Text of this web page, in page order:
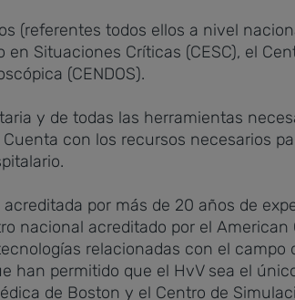
(referentes todos ellos a nivel
Situaciones Críticas (CESC), el
(CENDOS).
y de todas las herramientas
con los recursos necesarios
por más de 20 años de
nacional acreditado por el
relacionadas con el
permitido que el HvV sea el
de Boston y el Centro de